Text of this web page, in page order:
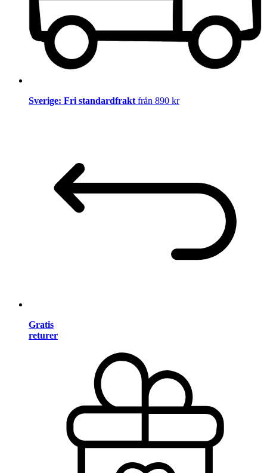
Sverige: Fri standardfrakt från 890 kr
Gratis
returer